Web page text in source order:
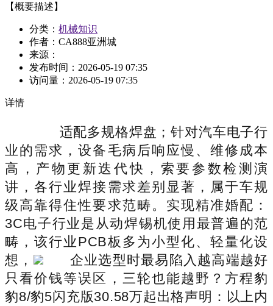
【概要描述】
分类： 机械知识
作者：CA888亚洲城
来源：
发布时间： 2026-05-19 07:35
访问量： 2026-05-19 07:35
详情
适配多规格焊盘；针对汽车电子行
业的需求，设备毛病后响应慢、维修成本
高，产物更新迭代快，索要参数检测演
讲，各行业焊接需求差别显著，属于车规
级高靠得住性要求范畴。实现精准婚配：
3C电子行业是从动焊锡机使用最普遍的范
畴，该行业PCB板多为小型化、轻量化设
想，
企业选型时最易陷入越高端越好
只看价钱等误区，三轮也能越野？方程豹
豹8/豹5闪充版30.58万起出格声明：以上内